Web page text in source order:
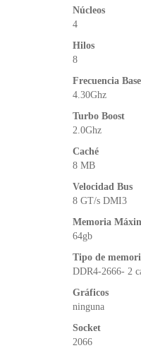
Núcleos
4
Hilos
8
Frecuencia Base
4.30Ghz
Turbo Boost
2.0Ghz
Caché
8 MB
Velocidad Bus
8 GT/s DMI3
Memoria
64gb
Tipo de
DDR4-2666- 2
Gráficos
ninguna
Socket
2066